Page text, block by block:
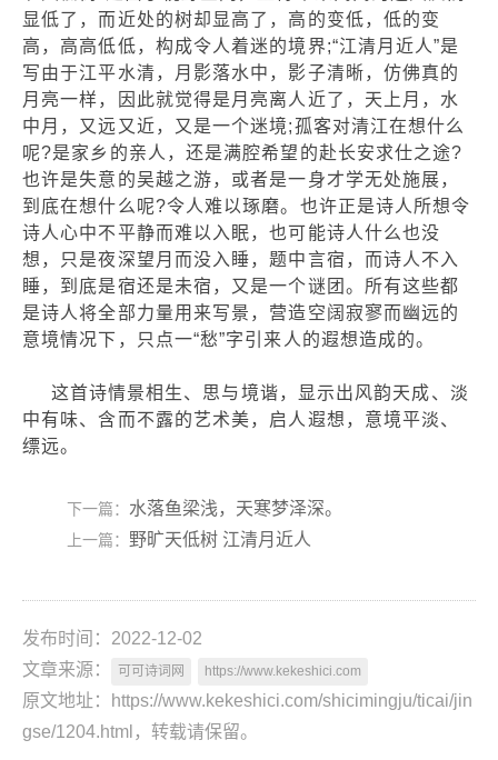
显低了，而近处的树却显高了，高的变低，低的变
高，高高低低，构成令人着迷的境界;“江清月近人”是
写由于江平水清，月影落水中，影子清晰，仿佛真的
月亮一样，因此就觉得是月亮离人近了，天上月，水
中月，又远又近，又是一个迷境;孤客对清江在想什么
呢?是家乡的亲人，还是满腔希望的赴长安求仕之途?
也许是失意的吴越之游，或者是一身才学无处施展，
到底在想什么呢?令人难以琢磨。也许正是诗人所想令
诗人心中不平静而难以入眠，也可能诗人什么也没
想，只是夜深望月而没入睡，题中言宿，而诗人不入
睡，到底是宿还是未宿，又是一个谜团。所有这些都
是诗人将全部力量用来写景，营造空阔寂寥而幽远的
意境情况下，只点一“愁”字引来人的遐想造成的。
这首诗情景相生、思与境谐，显示出风韵天成、淡
中有味、含而不露的艺术美，启人遐想，意境平淡、
缥远。
下一篇： 水落鱼梁浅，天寒梦泽深。
上一篇： 野旷天低树 江清月近人
发布时间：2022-12-02
文章来源：
可可诗词网 https://www.kekeshici.com
原文地址：https://www.kekeshici.com/shicimingju/ticai/jin
gse/1204.html，转载请保留。